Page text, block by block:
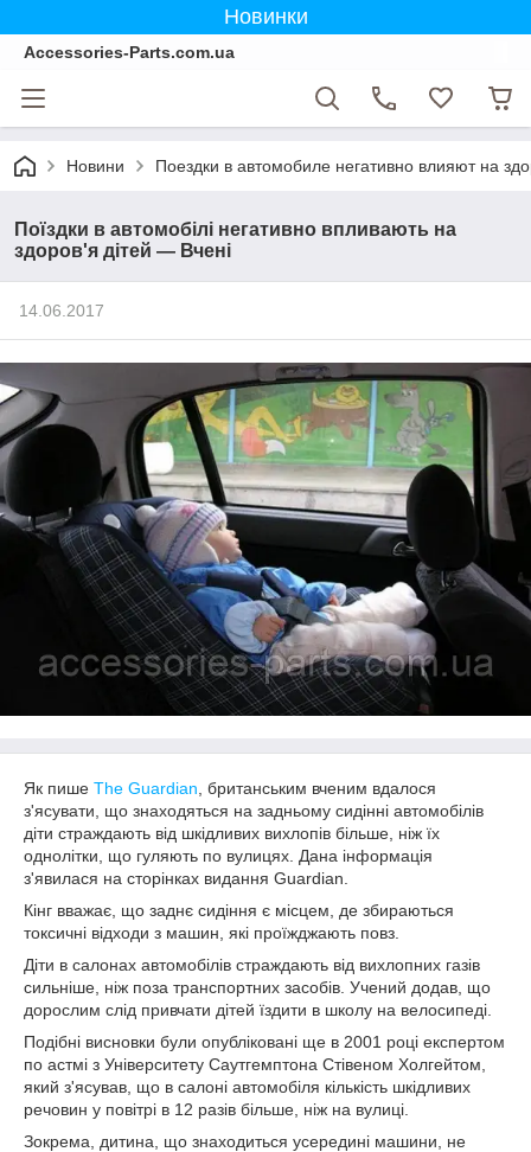
Новинки
Accessories-Parts.com.ua
Новини Поездки в автомобиле негативно влияют на
Поїздки в автомобілі негативно впливають на
здоров'я дітей — Вчені
14.06.2017
Як пише The Guardian , британським вченим вдалося
з'ясувати, що знаходяться на задньому сидінні автомобілів
діти страждають від шкідливих вихлопів більше, ніж їх
однолітки, що гуляють по вулицях. Дана інформація
з'явилася на сторінках видання Guardian.
Кінг вважає, що заднє сидіння є місцем, де збираються
токсичні відходи з машин, які проїжджають повз.
Діти в салонах автомобілів страждають від вихлопних газів
сильніше, ніж поза транспортних засобів. Учений додав, що
дорослим слід привчати дітей їздити в школу на велосипеді.
Подібні висновки були опубліковані ще в 2001 році експертом
по астмі з Університету Саутгемптона Стівеном Холгейтом,
який з'ясував, що в салоні автомобіля кількість шкідливих
речовин у повітрі в 12 разів більше, ніж на вулиці.
Зокрема, дитина, що знаходиться усередині машини, не